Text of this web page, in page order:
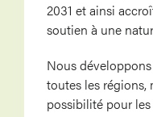
2031 et ainsi
soutien à une
Nous
toutes les régions,
possibilité pour